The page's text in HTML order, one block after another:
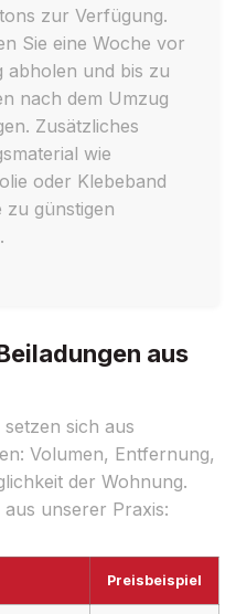
zur Verfügung.
Sie eine Woche vor
abholen und bis zu
nach dem Umzug
Zusätzliches
wie
oder Klebeband
zu günstigen
aus
sich aus
Volumen, Entfernung,
der Wohnung.
aus unserer Praxis:
Preisbeispiel